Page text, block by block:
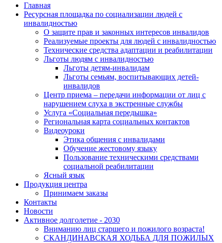
Главная
Ресурсная площадка по социализации людей с
инвалидностью
О защите прав и законных интересов инвалидов
Реализуемые проекты для людей с инвалидностью
Технические средства адаптации и реабилитации
Льготы людям с инвалидностью
Льготы детям-инвалидам
Льготы семьям, воспитывающих детей-
инвалидов
Центр приема – передачи информации от лиц с
нарушением слуха в экстренные службы
Услуга «Социальная передышка»
Региональная карта социальных контактов
Видеоуроки
Этика общения с инвалидами
Обучение жестовому языку
Пользование техническими средствами
социальной реабилитации
Ясный язык
Продукция центра
Принимаем заказы
Контакты
Новости
Активное долголетие - 2030
Вниманию лиц старшего и пожилого возраста!
CКАНДИНАВСКАЯ ХОДЬБА ДЛЯ ПОЖИЛЫХ